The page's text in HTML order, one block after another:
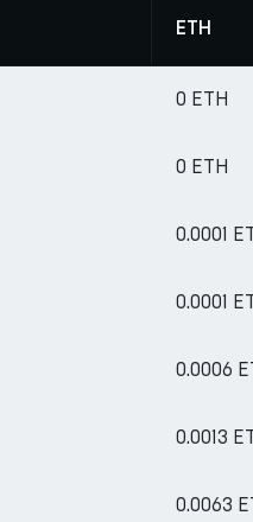
ETH
0 ETH
0 ETH
0.0001
0.0001
0.0006
0.0013
0.0063